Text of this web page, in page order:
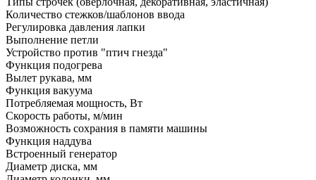
Количество стежков/шаблонов ввода
Регулировка давления лапки
Выполнение петли
Устройство против "птич гнезда"
Функция подогрева
Вылет рукава, мм
Функция вакуума
Потребляемая мощность, Вт
Скорость работы, м/мин
Возможность сохрания в памяти машины
Функция наддува
Встроенный генератор
Диаметр диска, мм